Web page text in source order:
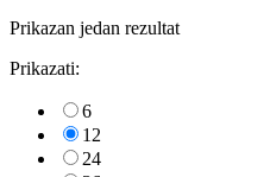
Prikazan jedan rezultat
Prikazati:
6
12
24